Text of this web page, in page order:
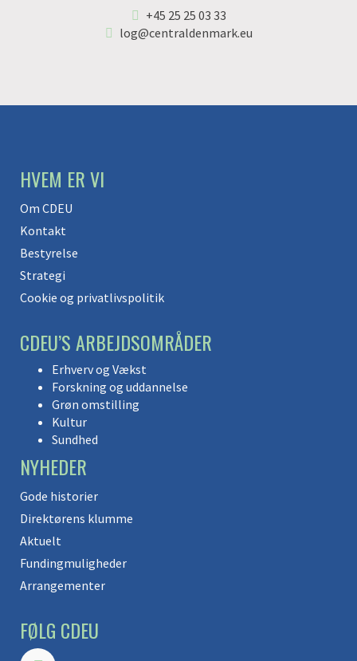
+45 25 25 03 33
log@centraldenmark.eu
HVEM ER VI
Om CDEU
Kontakt
Bestyrelse
Strategi
Cookie og privatlivspolitik
CDEU’S ARBEJDSOMRÅDER
Erhverv og Vækst
Forskning og uddannelse
Grøn omstilling
Kultur
Sundhed
NYHEDER
Gode historier
Direktørens klumme
Aktuelt
Fundingmuligheder
Arrangementer
FØLG CDEU